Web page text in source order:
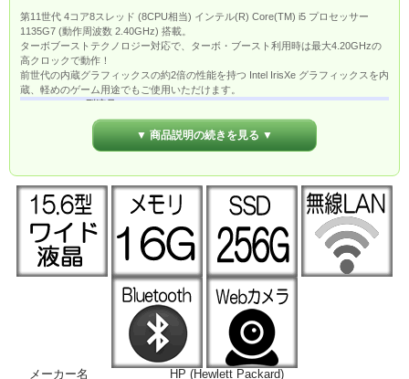
第11世代 4コア8スレッド (8CPU相当) インテル(R) Core(TM) i5 プロセッサー
1135G7 (動作周波数 2.40GHz) 搭載。
ターボブーストテクノロジー対応で、ターボ・ブースト利用時は最大4.20GHzの
高クロックで動作！
前世代の内蔵グラフィックスの約2倍の性能を持つ Intel IrisXe グラフィックスを内
蔵、軽めのゲーム用途でもご使用いただけます。
■ フルHD 15.6型液晶 ■
15.6インチワイド (16：9) FHD (非光沢、1920×1080ドット) LEDバックライト 液
晶ディスプレイ搭載。
スクロールが少なく閲覧できます。
■ 高速ワイヤレスLAN搭載 ■
高速無線LAN規格「IEEE802.11ax (Wi-Fi6)」に対応したワイヤレスLAN搭載なの
で、ワイヤレスでも高速なネット通信が可能です。
Bluetooth搭載ですのでマウスやヘッドホンなどの様々な対応機器がワイヤレスで
繋がります。
■ Windows 11 導入済み ■
OSは Windows 11 Pro 64bit 導入済み。届いてすぐに使用可能です。
ストレージはOSやアプリ起動が高速なM.2SSD256GBにOSインストール済み、メ
モリは16GB搭載ですので快適に動作します。
Webカメラ搭載ですのでリモートミーティングやオンライン飲み会などにも活用
▼ 商品説明の続きを見る ▼
メーカー名
HP (Hewlett Packard)